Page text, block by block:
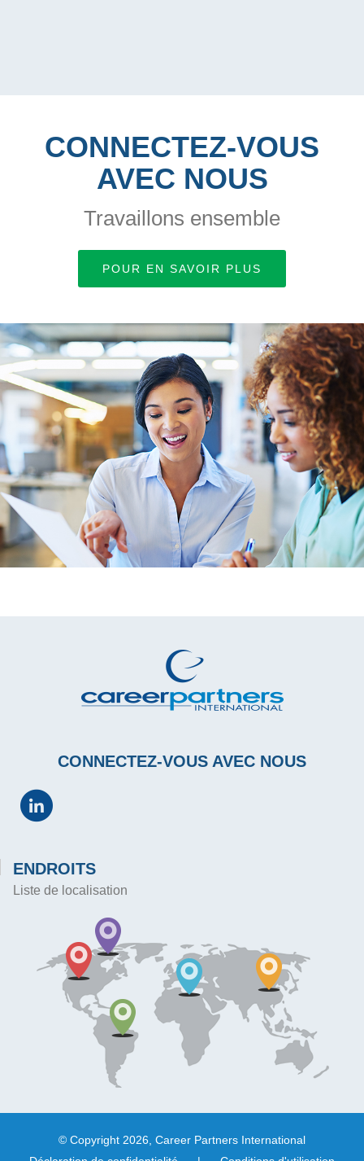
CONNECTEZ-VOUS
AVEC NOUS
Travaillons ensemble
POUR EN SAVOIR PLUS
CONNECTEZ-VOUS AVEC NOUS
ENDROITS
Liste de localisation
© Copyright 2026, Career Partners International